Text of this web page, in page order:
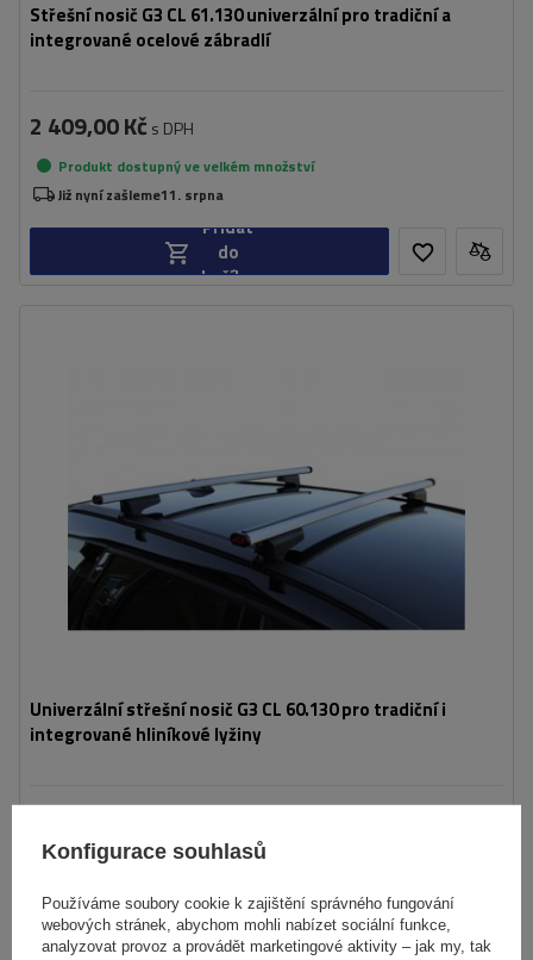
Střešní nosič G3 CL 61.130 univerzální pro tradiční a
integrované ocelové zábradlí
2 409,00 Kč s DPH
Produkt dostupný ve velkém množství
Již nyní zašleme11. srpna
Přidat
do
košíku
Univerzální střešní nosič G3 CL 60.130 pro tradiční i
integrované hliníkové lyžiny
Produkt dostupný ve velkém množství
Přidat
do
Konfigurace souhlasů
Používáme soubory cookie k zajištění správného fungování
webových stránek, abychom mohli nabízet sociální funkce,
analyzovat provoz a provádět marketingové aktivity – jak my, tak